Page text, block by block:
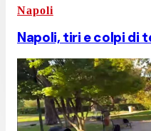
Napoli
Napoli, tiri e colpi di